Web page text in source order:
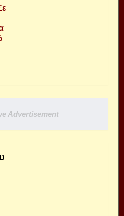
Advertisement